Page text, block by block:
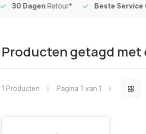
30 DagenRetour* Beste Service
Producten getagd met
1 Producten Pagina 1 van 1